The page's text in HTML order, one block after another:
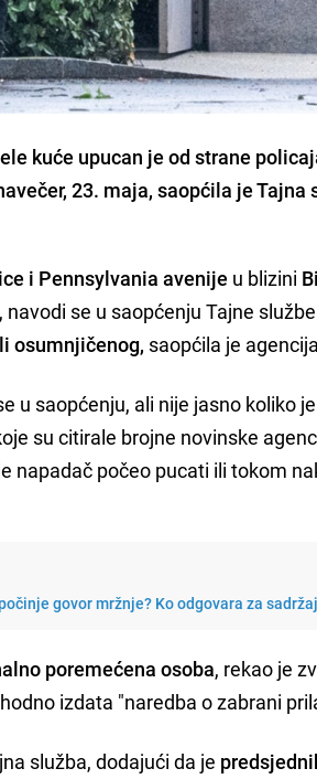
kuće upucan je od strane
23. maja, saopćila je Tajna
i Pennsylvania avenije u blizini
se u saopćenju Tajne službe
osumnjičenog, saopćila je
u saopćenju, ali nije jasno koliko
su citirale brojne novinske
napadač počeo pucati ili tokom
govor mržnje? Ko odgovara za
poremećena osoba, rekao je
izdata "naredba o zabrani
služba, dodajući da je